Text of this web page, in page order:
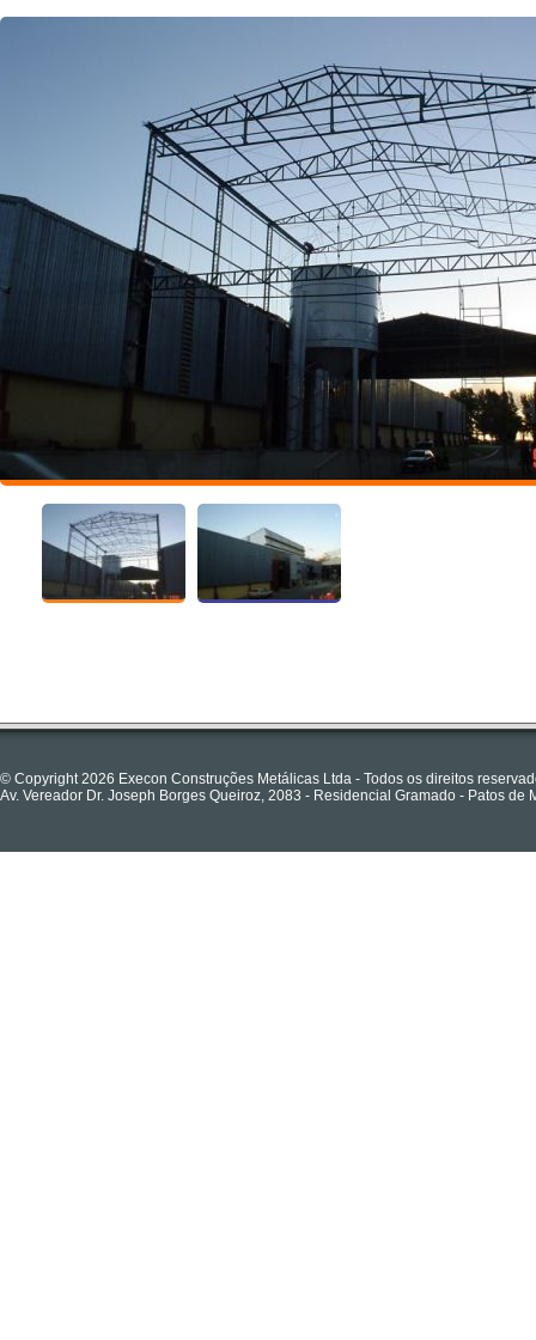
© Copyright 2026 Execon Construções Metálicas Ltda - Todos os direitos
Av. Vereador Dr. Joseph Borges Queiroz, 2083 - Residencial Gramado - Patos